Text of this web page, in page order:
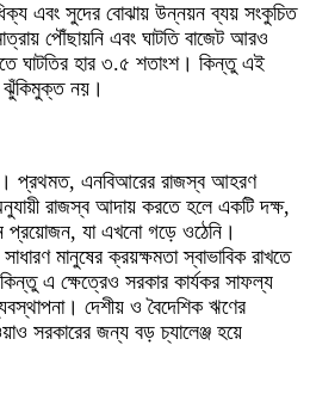
এবং সুদের বোঝায় উন্নয়ন ব্যয় সংকুচিত
পৌঁছায়নি এবং ঘাটতি বাজেট আরও
ঘাটতির হার ৩.৫ শতাংশ। কিন্তু এই
ঝুঁকিমুক্ত নয়।
প্রথমত, এনবিআরের রাজস্ব আহরণ
রাজস্ব আদায় করতে হলে একটি দক্ষ,
প্রয়োজন, যা এখনো গড়ে ওঠেনি।
মানুষের ক্রয়ক্ষমতা স্বাভাবিক রাখতে
এ ক্ষেত্রেও সরকার কার্যকর সাফল্য
দেশীয় ও বৈদেশিক ঋণের
সরকারের জন্য বড় চ্যালেঞ্জ হয়ে